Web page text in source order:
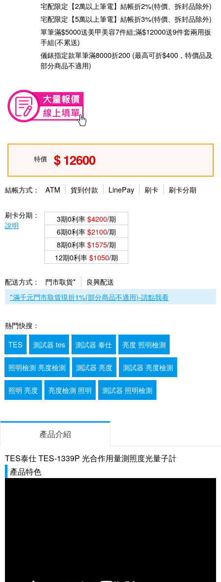
宅配限定【2萬以上筆電】結帳折2%(特價、拆封品除外)
宅配限定【5萬以上筆電】結帳折3%(特價、拆封品除外)
單筆滿$5000送美甲美容7件組;滿$12000送9件套兩用扳
手組(不累送)
儀錶指定款單筆滿8000折200 (最高可折$400，特價品及
部分商品不適用)
特價 12600
結帳方式： ATM 貨到付款 LinePay 刷卡 刷卡分期
刷卡分期：
說明
3期0利率$4200/期
6期0利率$2100/期
8期0利率$1575/期
12期0利率$1050/期
配送方式： 門市取貨*
良興配送
*滿千元門市取貨現折1%(部分商品不適用)-請點我看
熱門快搜：
TES
測試器 tes 測試器 泰仕 亮度 照明檢測
照明檢測 亮度檢測 測試器 亮度 測試器 亮度檢測
照明 亮度 亮度檢測 照明 測試器 照明檢測
產品介紹
TES泰仕 TES-1339P 光合作用量測照度光量子計
產品特色